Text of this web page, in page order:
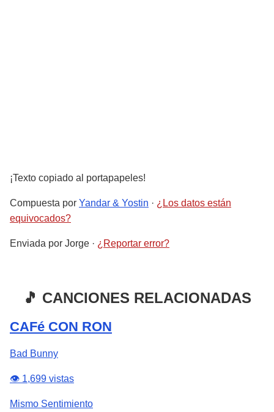
¡Texto copiado al portapapeles!
Compuesta por Yandar & Yostin · ¿Los datos están
equivocados?
Enviada por Jorge · ¿Reportar error?
🎵 CANCIONES RELACIONADAS
CAFé CON RON
Bad Bunny
👁️ 1,699 vistas
Mismo Sentimiento